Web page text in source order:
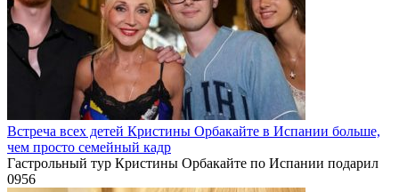
Встреча всех детей Кристины Орбакайте в Испании больше,
чем просто семейный кадр
Гастрольный тур Кристины Орбакайте по Испании подарил
0956